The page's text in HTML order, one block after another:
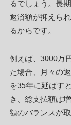
るでしょう。長
返済額が抑えら
るからです。
例えば、3000万
た場合、月々の
を35年に延ばす
き、総支払額は
額のバランスが